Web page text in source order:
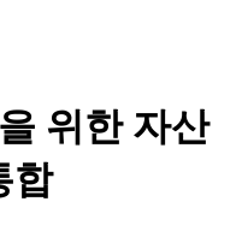
위한 자산
합